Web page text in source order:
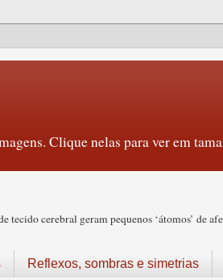
Clique nelas para ver em
tecido cerebral geram pequenos ‘átomos’ de
Reflexos, sombras e simetrias